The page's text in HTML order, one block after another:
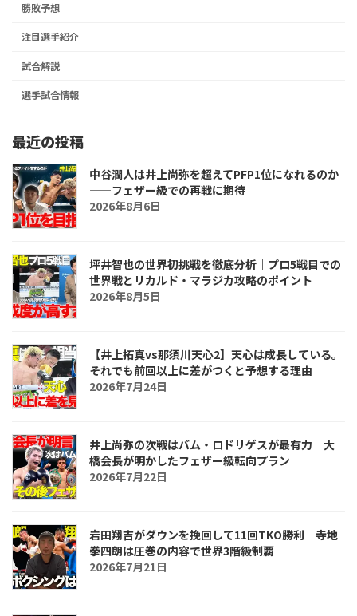
勝敗予想
注目選手紹介
試合解説
選手試合情報
最近の投稿
中谷潤人は井上尚弥を超えてPFP1位になれるのか
――フェザー級での再戦に期待
2026年8月6日
坪井智也の世界初挑戦を徹底分析｜プロ5戦目での
世界戦とリカルド・マラジカ攻略のポイント
2026年8月5日
【井上拓真vs那須川天心2】天心は成長している。
それでも前回以上に差がつくと予想する理由
2026年7月24日
井上尚弥の次戦はバム・ロドリゲスが最有力 大
橋会長が明かしたフェザー級転向プラン
2026年7月22日
岩田翔吉がダウンを挽回して11回TKO勝利 寺地
拳四朗は圧巻の内容で世界3階級制覇
2026年7月21日